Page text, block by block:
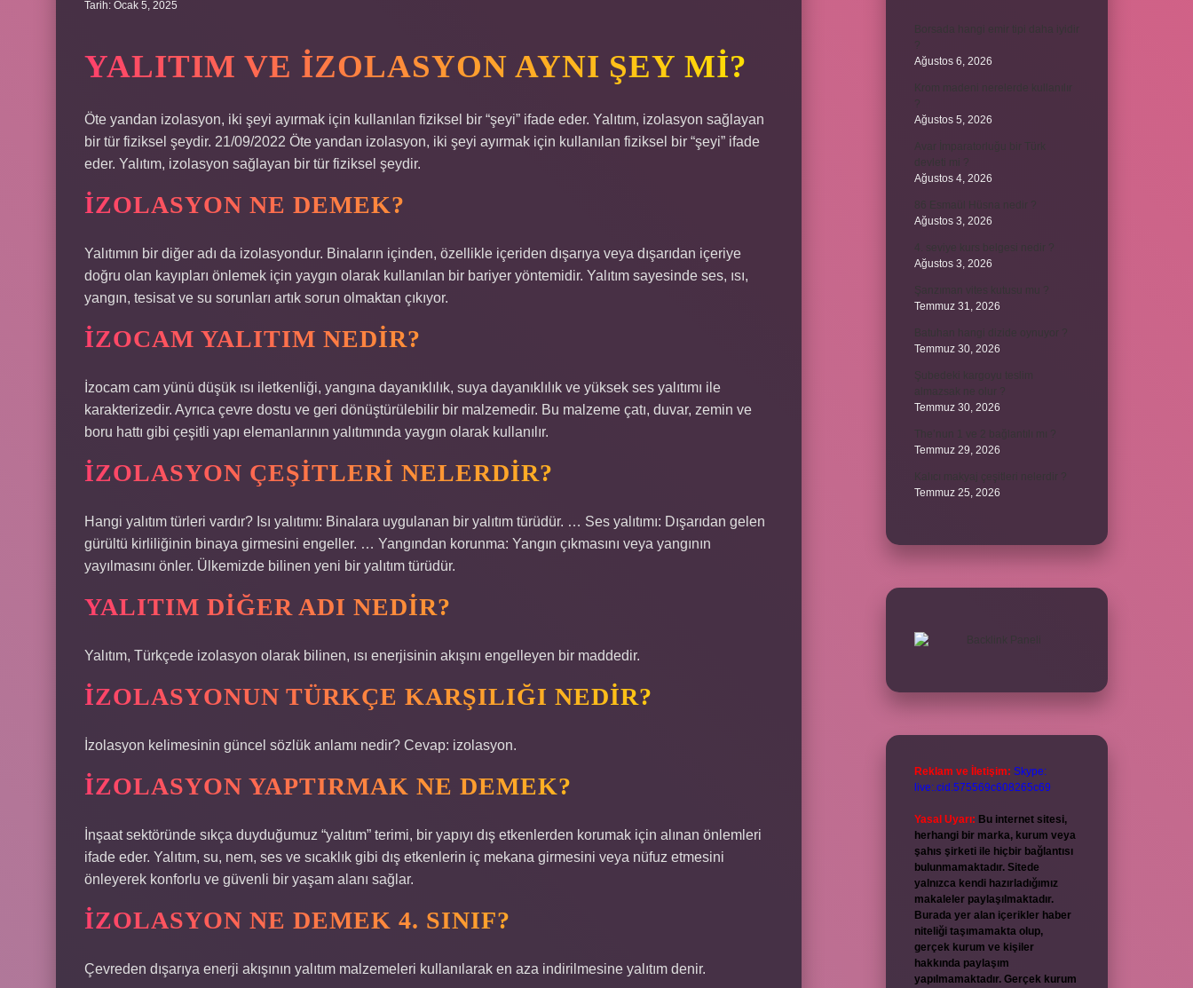
Tarih: Ocak 5, 2025
YALITIM VE IZOLASYON AYNI ŞEY MI?
Öte yandan izolasyon, iki şeyi ayırmak için kullanılan fiziksel bir “şeyi” ifade eder. Yalıtım, izolasyon sağlayan
bir tür fiziksel şeydir. 21/09/2022 Öte yandan izolasyon, iki şeyi ayırmak için kullanılan fiziksel bir “şeyi” ifade
eder. Yalıtım, izolasyon sağlayan bir tür fiziksel şeydir.
İZOLASYON NE DEMEK?
Yalıtımın bir diğer adı da izolasyondur. Binaların içinden, özellikle içeriden dışarıya veya dışarıdan içeriye
doğru olan kayıpları önlemek için yaygın olarak kullanılan bir bariyer yöntemidir. Yalıtım sayesinde ses, ısı,
yangın, tesisat ve su sorunları artık sorun olmaktan çıkıyor.
İZOCAM YALITIM NEDIR?
İzocam cam yünü düşük ısı iletkenliği, yangına dayanıklılık, suya dayanıklılık ve yüksek ses yalıtımı ile
karakterizedir. Ayrıca çevre dostu ve geri dönüştürülebilir bir malzemedir. Bu malzeme çatı, duvar, zemin ve
boru hattı gibi çeşitli yapı elemanlarının yalıtımında yaygın olarak kullanılır.
İZOLASYON ÇEŞITLERI NELERDIR?
Hangi yalıtım türleri vardır? Isı yalıtımı: Binalara uygulanan bir yalıtım türüdür. … Ses yalıtımı: Dışarıdan gelen
gürültü kirliliğinin binaya girmesini engeller. … Yangından korunma: Yangın çıkmasını veya yangının
yayılmasını önler. Ülkemizde bilinen yeni bir yalıtım türüdür.
YALITIM DIĞER ADI NEDIR?
Yalıtım, Türkçede izolasyon olarak bilinen, ısı enerjisinin akışını engelleyen bir maddedir.
İZOLASYONUN TÜRKÇE KARŞILIĞI NEDIR?
İzolasyon kelimesinin güncel sözlük anlamı nedir? Cevap: izolasyon.
İZOLASYON YAPTIRMAK NE DEMEK?
İnşaat sektöründe sıkça duyduğumuz “yalıtım” terimi, bir yapıyı dış etkenlerden korumak için alınan önlemleri
ifade eder. Yalıtım, su, nem, ses ve sıcaklık gibi dış etkenlerin iç mekana girmesini veya nüfuz etmesini
önleyerek konforlu ve güvenli bir yaşam alanı sağlar.
İZOLASYON NE DEMEK 4. SINIF?
Çevreden dışarıya enerji akışının yalıtım malzemeleri kullanılarak en aza indirilmesine yalıtım denir.
Borsada hangi emir tipi daha iyidir
Ağustos 6, 2026
Krom madeni nerelerde kullanılır
Ağustos 5, 2026
Avar İmparatorluğu bir Türk
Ağustos 4, 2026
Ağustos 3, 2026
4. seviye kurs belgesi nedir ?
Ağustos 3, 2026
Temmuz 31, 2026
Temmuz 30, 2026
Temmuz 30, 2026
Temmuz 29, 2026
Temmuz 25, 2026
Reklam ve İletişim: Skype:
live:.cid.575569c608265c69
Yasal Uyarı: Bu internet sitesi,
herhangi bir marka, kurum veya
şahıs şirketi ile hiçbir bağlantısı
bulunmamaktadır. Sitede
yalnızca kendi hazırladığımız
makaleler paylaşılmaktadır.
Burada yer alan içerikler haber
niteliği taşımamakta olup,
gerçek kurum ve kişiler
hakkında paylaşım
yapılmamaktadır. Gerçek kurum